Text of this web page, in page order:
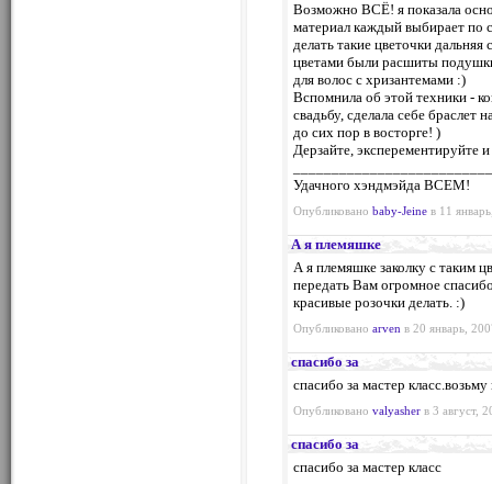
Возможно ВСЁ! я показала
материал каждый выбирает по
делать такие цветочки
цветами были расшиты
для волос с хризантемами :)
Вспомнила об этой техники -
свадьбу, сделала себе браслет
до сих пор в восторге! )
Дерзайте, эксперементируйте
Удачного хэндмэйда ВСЕМ!
Опубликовано baby-Jeine в 11
А я племяшке
А я племяшке заколку с таким
передать Вам огромное
красивые розочки делать. :)
Опубликовано arven в 20 январь,
спасибо за
спасибо за мастер класс.возьму
Опубликовано valyasher в 3 август,
спасибо за
спасибо за мастер класс